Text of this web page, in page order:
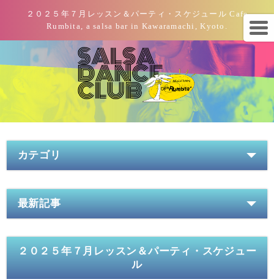
２０２５年７月レッスン＆パーティ・スケジュール Cafe
Rumbita, a salsa bar in Kawaramachi, Kyoto.
カテゴリ
最新記事
２０２５年７月レッスン＆パーティ・スケジュー
ル